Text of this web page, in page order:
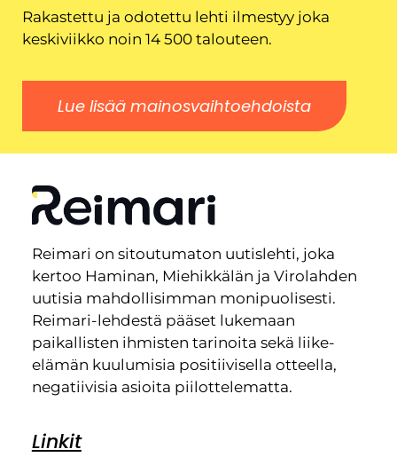
Rakastettu ja odotettu lehti ilmestyy joka
keskiviikko noin 14 500 talouteen.
Lue lisää mainosvaihtoehdoista
Reimari on sitoutumaton uutislehti, joka
kertoo Haminan, Miehikkälän ja Virolahden
uutisia mahdollisimman monipuolisesti.
Reimari-lehdestä pääset lukemaan
paikallisten ihmisten tarinoita sekä liike-
elämän kuulumisia positiivisella otteella,
negatiivisia asioita piilottelematta.
Linkit